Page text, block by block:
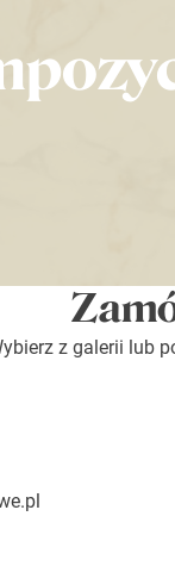
z galerii lub